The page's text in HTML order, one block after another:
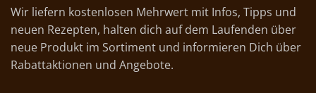
Wir liefern kostenlosen Mehrwert mit Infos, Tipps und
neuen Rezepten, halten dich auf dem Laufenden über
neue Produkt im Sortiment und informieren Dich über
Rabattaktionen und Angebote.